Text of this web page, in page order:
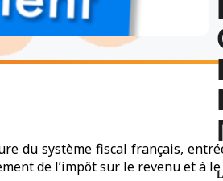
du système fiscal français,
de l’impôt sur le revenu et à